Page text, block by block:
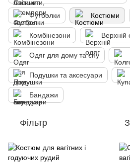
Футболки Костюми
Комбінезони Верхній
Одяг для дому та сну
Подушки та аксесуари
Бандажи
Фільтр